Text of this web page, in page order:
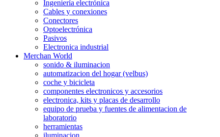
Ingeniería electrónica
Cables y conexiones
Conectores
Optoelectrónica
Pasivos
Electronica industrial
Merchan World
sonido & iluminacion
automatizacion del hogar (velbus)
coche y bicicleta
componentes electronicos y accesorios
electronica, kits y placas de desarrollo
equipo de prueba y fuentes de alimentacion de
laboratorio
herramientas
iluminacion